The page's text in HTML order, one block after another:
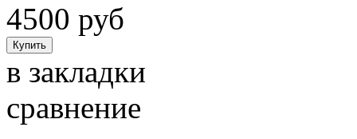
4500 руб
в закладки
сравнение